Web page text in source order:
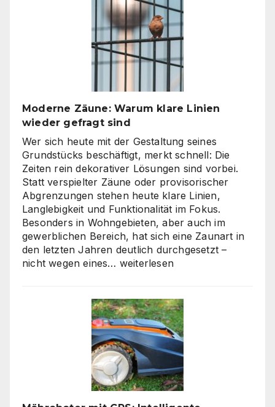
Inhouse-
Produktion?
finden
Unternehmen
Weg
zu
skalierbarem
Video-
Content
Moderne Zäune: Warum klare Linien
wieder gefragt sind
Wer sich heute mit der Gestaltung seines
Grundstücks beschäftigt, merkt schnell: Die
Zeiten rein dekorativer Lösungen sind vorbei.
Statt verspielter Zäune oder provisorischer
Abgrenzungen stehen heute klare Linien,
Langlebigkeit und Funktionalität im Fokus.
Besonders in Wohngebieten, aber auch im
gewerblichen Bereich, hat sich eine Zaunart in
den letzten Jahren deutlich durchgesetzt –
nicht wegen eines… Moderne
klare
Linien
wieder
gefragt
sind
weiterlesen